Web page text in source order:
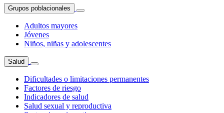
Grupos poblacionales
Adultos mayores
Jóvenes
Niños, niñas y adolescentes
Salud
Dificultades o limitaciones permanentes
Factores de riesgo
Indicadores de salud
Salud sexual y reproductiva